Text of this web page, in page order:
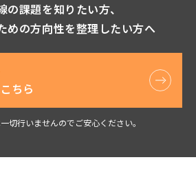
の課題を知りたい方、
めの方向性を整理したい方へ
ちら
切行いませんのでご安心ください。